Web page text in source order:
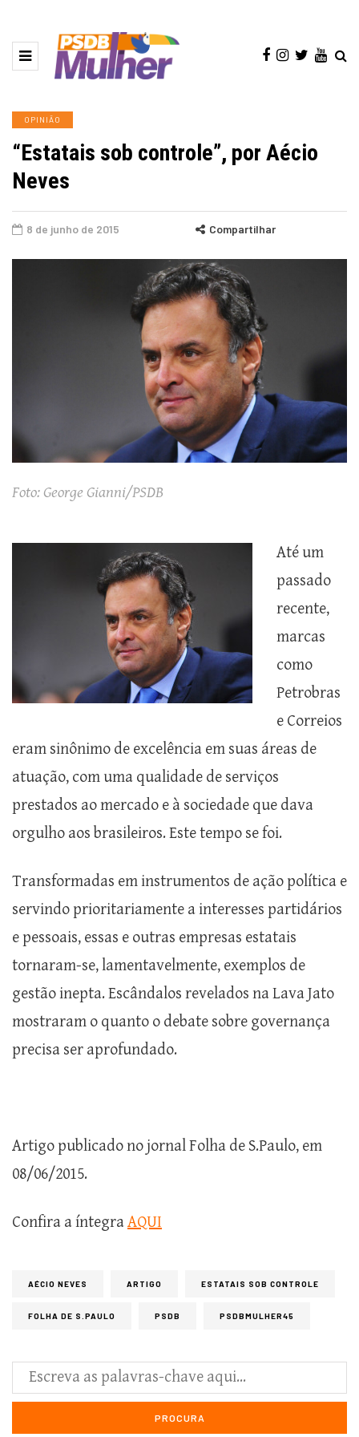
OPINIÃO
“Estatais sob controle”, por Aécio
Neves
8 de junho de 2015 Compartilhar
Foto: George Gianni/PSDB
Até um
passado
recente,
marcas
como
Petrobras
e Correios
eram sinônimo de excelência em suas áreas de
atuação, com uma qualidade de serviços
prestados ao mercado e à sociedade que dava
orgulho aos brasileiros. Este tempo se foi.
Transformadas em instrumentos de ação política e
servindo prioritariamente a interesses partidários
e pessoais, essas e outras empresas estatais
tornaram-se, lamentavelmente, exemplos de
gestão inepta. Escândalos revelados na Lava Jato
mostraram o quanto o debate sobre governança
precisa ser aprofundado.
Artigo publicado no jornal Folha de S.Paulo, em
08/06/2015.
Confira a íntegraAQUI
AÉCIO NEVES ARTIGO ESTATAIS SOB CONTROLE
FOLHA DE S.PAULO PSDB PSDBMULHER45